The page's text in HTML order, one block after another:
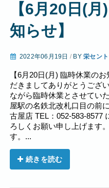
【6月20日(
知らせ】
2022年06月19日 / BY栄セン
【6月20日(月) 臨時休業の
だきましてありがとうござ
ながら臨時休業とさせてい
屋駅の名鉄北改札口目の前
古屋店 TEL：052-583-8577
ろしくお願い申し上げます
す。...
続きを読む